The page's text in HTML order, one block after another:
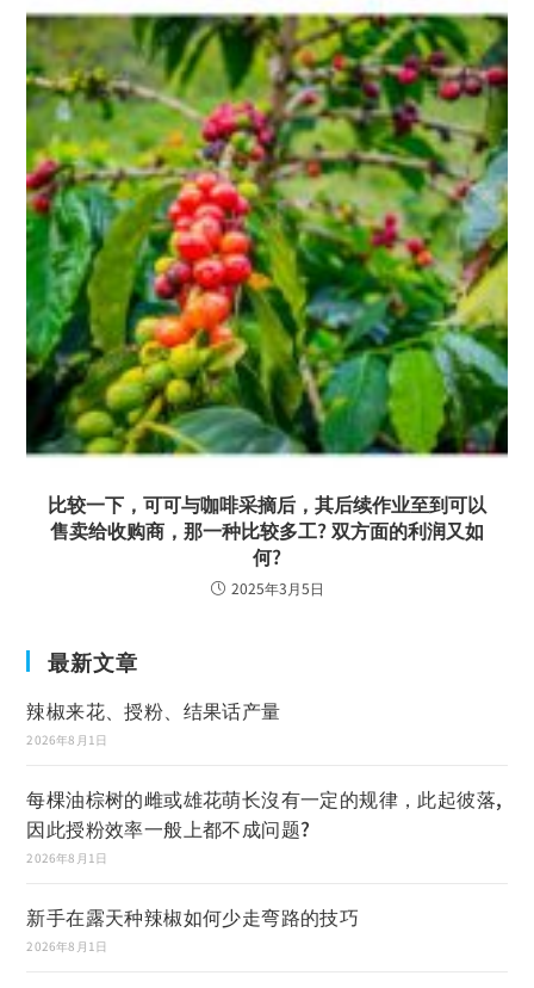
比较一下，可可与咖啡采摘后，其后续作业至到可以
售卖给收购商，那一种比较多工? 双方面的利润又如
何?
2025年3月5日
最新文章
辣椒来花、授粉、结果话产量
2026年8月1日
每棵油棕树的雌或雄花萌长沒有一定的规律，此起彼落,
因此授粉效率一般上都不成问题?
2026年8月1日
新手在露天种辣椒如何少走弯路的技巧
2026年8月1日